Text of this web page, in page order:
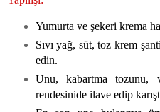
Yumurta ve şekeri krema
Sıvı yağ, süt, toz krem
edin.
Unu, kabartma tozunu,
rendesinide ilave edip